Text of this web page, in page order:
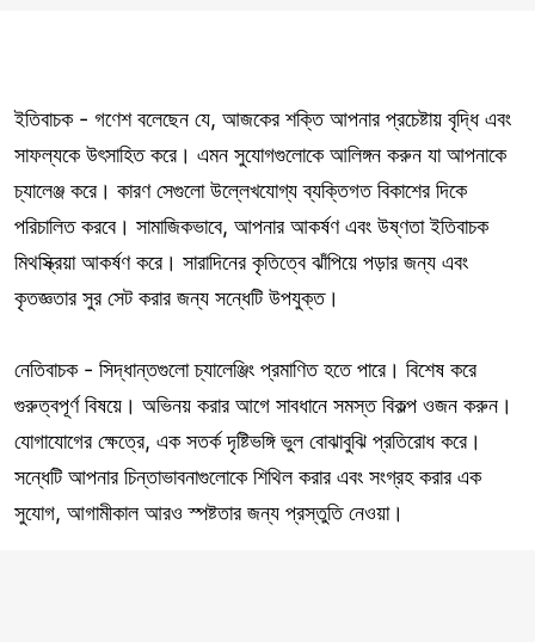
ইতিবাচক - গণেশ বলেছেন যে, আজকের শক্তি আপনার প্রচেষ্টায় বৃদ্ধি এবং
সাফল্যকে উৎসাহিত করে। এমন সুযোগগুলোকে আলিঙ্গন করুন যা আপনাকে
চ্যালেঞ্জ করে। কারণ সেগুলো উল্লেখযোগ্য ব্যক্তিগত বিকাশের দিকে
পরিচালিত করবে। সামাজিকভাবে, আপনার আকর্ষণ এবং উষ্ণতা ইতিবাচক
মিথস্ক্রিয়া আকর্ষণ করে। সারাদিনের কৃতিত্বে ঝাঁপিয়ে পড়ার জন্য এবং
কৃতজ্ঞতার সুর সেট করার জন্য সন্ধেটি উপযুক্ত।
নেতিবাচক - সিদ্ধান্তগুলো চ্যালেঞ্জিং প্রমাণিত হতে পারে। বিশেষ করে
গুরুত্বপূর্ণ বিষয়ে। অভিনয় করার আগে সাবধানে সমস্ত বিকল্প ওজন করুন।
যোগাযোগের ক্ষেত্রে, এক সতর্ক দৃষ্টিভঙ্গি ভুল বোঝাবুঝি প্রতিরোধ করে।
সন্ধেটি আপনার চিন্তাভাবনাগুলোকে শিথিল করার এবং সংগ্রহ করার এক
সুযোগ, আগামীকাল আরও স্পষ্টতার জন্য প্রস্তুতি নেওয়া।